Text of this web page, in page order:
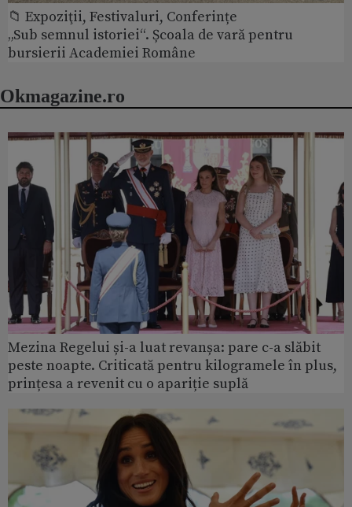
📁 Expoziţii, Festivaluri, Conferințe
„Sub semnul istoriei“. Școala de vară pentru
bursierii Academiei Române
Okmagazine.ro
Mezina Regelui și-a luat revanșa: pare c-a slăbit
peste noapte. Criticată pentru kilogramele în plus,
prințesa a revenit cu o apariție suplă